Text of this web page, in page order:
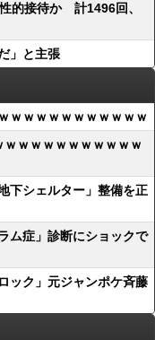
的接待か 計1496回、
」と主張
ｗｗｗｗｗｗｗｗｗｗｗ
ｗｗｗｗｗｗｗｗｗｗｗ
下シェルター」整備を正
ム症」診断にショックで
ック」元ジャンポケ斉藤